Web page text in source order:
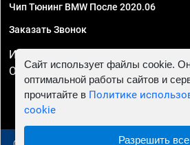
Чип Тюнинг BMW После 2020.06
Заказать Звонок
ИП Смирнов Георгий Павлович.
ОГРНИП 324470400032610
Сайт использует файлы cookie.
оптимальной работы сайтов и
прочитайте в Политике
cookie
Разрешить все